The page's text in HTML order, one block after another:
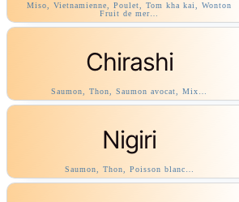
Miso, Vietnamienne, Poulet, Tom kha kai, Wonton
Fruit de mer…
Chirashi
Saumon, Thon, Saumon avocat, Mix…
Nigiri
Saumon, Thon, Poisson blanc…